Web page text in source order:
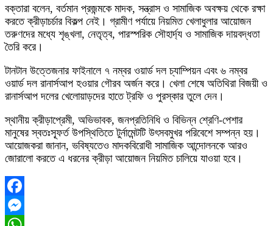
বক্তারা বলেন, বর্তমান প্রজন্মকে মাদক, সন্ত্রাস ও সামাজিক অবক্ষয় থেকে রক্ষা
করতে ক্রীড়াচর্চার বিকল্প নেই। গ্রামীণ পর্যায়ে নিয়মিত খেলাধুলার আয়োজন
তরুণদের মধ্যে শৃঙ্খলা, নেতৃত্ব, পারস্পরিক সৌহার্দ্য ও সামাজিক দায়বদ্ধতা
তৈরি করে।
টানটান উত্তেজনার ফাইনালে ৭ নম্বর ওয়ার্ড দল চ্যাম্পিয়ন এবং ৬ নম্বর
ওয়ার্ড দল রানার্সআপ হওয়ার গৌরব অর্জন করে। খেলা শেষে অতিথিরা বিজয়ী ও
রানার্সআপ দলের খেলোয়াড়দের হাতে ট্রফি ও পুরস্কার তুলে দেন।
স্থানীয় ক্রীড়াপ্রেমী, অভিভাবক, জনপ্রতিনিধি ও বিভিন্ন শ্রেণি-পেশার
মানুষের স্বতঃস্ফূর্ত উপস্থিতিতে টুর্নামেন্টটি উৎসবমুখর পরিবেশে সম্পন্ন হয়।
আয়োজকরা জানান, ভবিষ্যতেও মাদকবিরোধী সামাজিক আন্দোলনকে আরও
জোরালো করতে এ ধরনের ক্রীড়া আয়োজন নিয়মিত চালিয়ে যাওয়া হবে।
Facebook